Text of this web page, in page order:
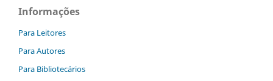
Informações
Para Leitores
Para Autores
Para Bibliotecários